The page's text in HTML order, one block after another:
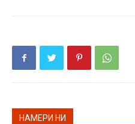
НАМЕРИ НИ